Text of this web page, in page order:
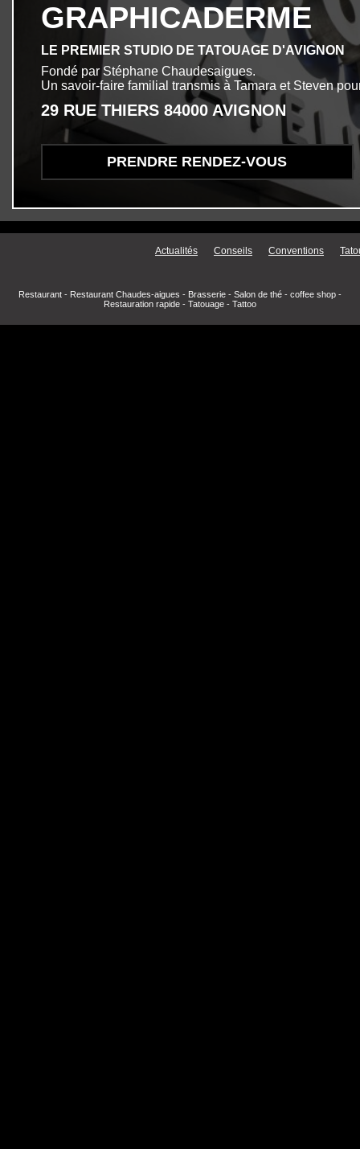
GRAPHICADERME
LE PREMIER STUDIO DE TATOUAGE D'AVIGNON
Fondé par Stéphane Chaudesaigues.
Un savoir-faire familial transmis à Tamara et Steven
29 RUE THIERS 84000 AVIGNON
PRENDRE RENDEZ-VOUS
Menu secondaire
Actualités Conseils Conventions
Restaurant - Restaurant Chaudes-aigues - Brasserie - Salon de thé - coffee shop -
Restauration rapide - Tatouage - Tattoo